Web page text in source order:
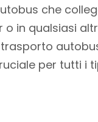
che
o in qualsiasi
per tutti i